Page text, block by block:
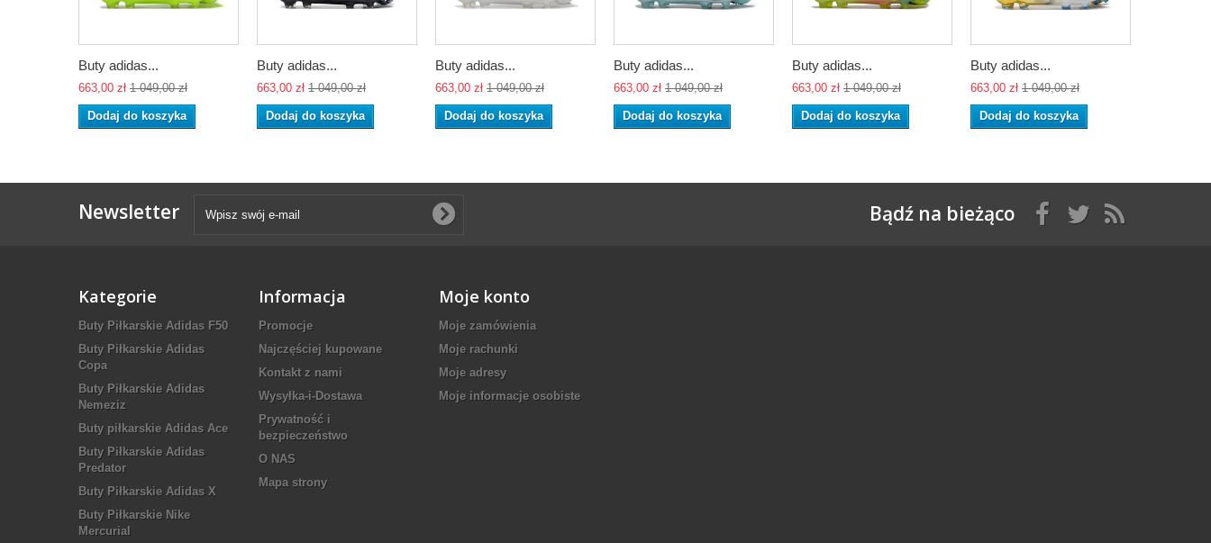
Buty adidas...
663,00 zł 1 049,00 zł
Dodaj do koszyka
Buty adidas...
663,00 zł 1 049,00 zł
Dodaj do koszyka
Buty adidas...
663,00 zł 1 049,00 zł
Dodaj do koszyka
Buty adidas...
663,00 zł 1 049,00 zł
Dodaj do koszyka
Buty adidas...
663,00 zł 1 049,00 zł
Dodaj do koszyka
Buty adidas...
663,00 zł 1 049,00 zł
Dodaj do koszyka
Newsletter Bądź na bieżąco
Kategorie
Buty Piłkarskie Adidas F50
Buty Piłkarskie Adidas
Copa
Buty Piłkarskie Adidas
Nemeziz
Buty piłkarskie Adidas Ace
Buty Piłkarskie Adidas
Predator
Buty Piłkarskie Adidas X
Buty Piłkarskie Nike
Mercurial
Informacja
Promocje
Najczęściej kupowane
Kontakt z nami
Wysyłka-i-Dostawa
Prywatność i
bezpieczeństwo
O NAS
Mapa strony
Moje konto
Moje zamówienia
Moje rachunki
Moje adresy
Moje informacje osobiste